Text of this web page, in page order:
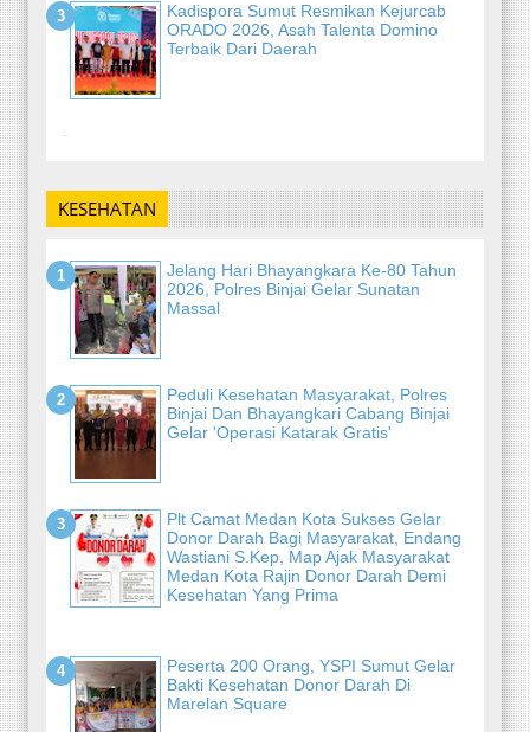
Kadispora Sumut Resmikan Kejurcab
ORADO 2026, Asah Talenta Domino
Terbaik Dari Daerah
-
KESEHATAN
Jelang Hari Bhayangkara Ke-80 Tahun
2026, Polres Binjai Gelar Sunatan
Massal
Peduli Kesehatan Masyarakat, Polres
Binjai Dan Bhayangkari Cabang Binjai
Gelar 'Operasi Katarak Gratis'
Plt Camat Medan Kota Sukses Gelar
Donor Darah Bagi Masyarakat, Endang
Wastiani S.Kep, Map Ajak Masyarakat
Medan Kota Rajin Donor Darah Demi
Kesehatan Yang Prima
Peserta 200 Orang, YSPI Sumut Gelar
Bakti Kesehatan Donor Darah Di
Marelan Square